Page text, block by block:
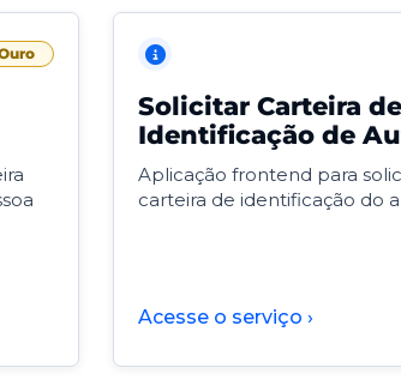
Solicitar Carteira de
Identificação de
Aplicação frontend para
carteira de identificação do
Acesse o serviço ›